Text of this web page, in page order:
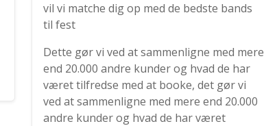
vil vi matche dig op med de bedste bands
til fest
Dette gør vi ved at sammenligne med mere
end 20.000 andre kunder og hvad de har
været tilfredse med at booke, det gør vi
ved at sammenligne med mere end 20.000
andre kunder og hvad de har været